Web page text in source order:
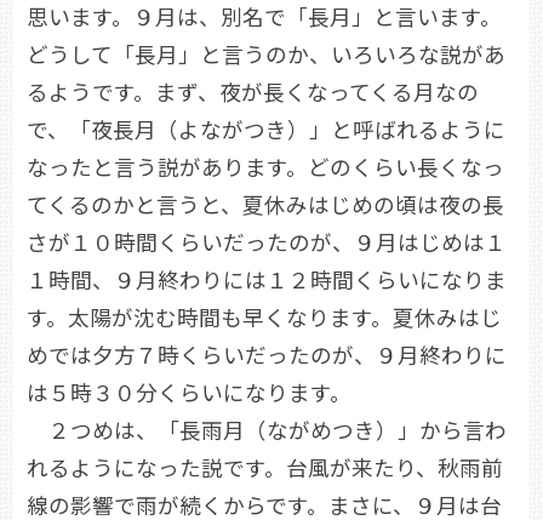
思います。９月は、別名で「長月」と言います。
どうして「長月」と言うのか、いろいろな説があ
るようです。まず、夜が長くなってくる月なの
で、「夜長月（よながつき）」と呼ばれるように
なったと言う説があります。どのくらい長くなっ
てくるのかと言うと、夏休みはじめの頃は夜の長
さが１０時間くらいだったのが、９月はじめは１
１時間、９月終わりには１２時間くらいになりま
す。太陽が沈む時間も早くなります。夏休みはじ
めでは夕方７時くらいだったのが、９月終わりに
は５時３０分くらいになります。
２つめは、「長雨月（ながめつき）」から言わ
れるようになった説です。台風が来たり、秋雨前
線の影響で雨が続くからです。まさに、９月は台